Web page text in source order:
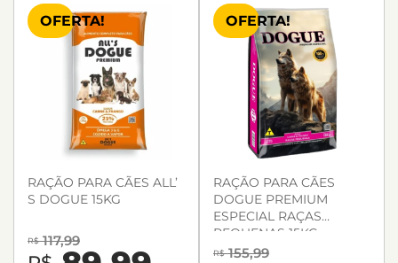
OFERTA!
RAÇÃO PARA CÃES ALL’
S DOGUE 15KG
R$117,99
OFERTA!
RAÇÃO PARA CÃES
DOGUE PREMIUM
ESPECIAL RAÇAS
PEQUENAS 15KG
R$155,99